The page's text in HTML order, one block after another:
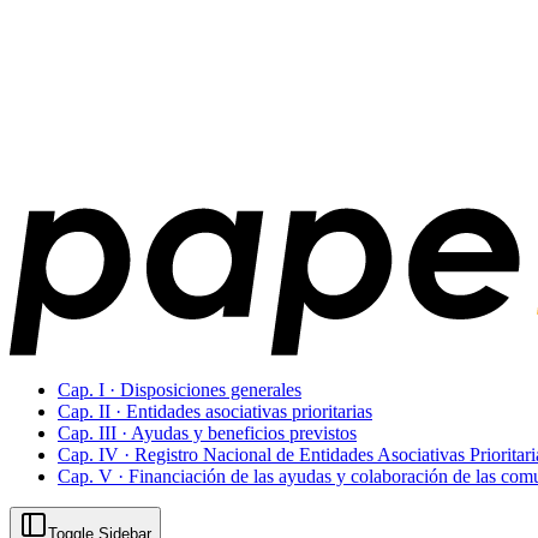
Cap. I · Disposiciones generales
Cap. II · Entidades asociativas prioritarias
Cap. III · Ayudas y beneficios previstos
Cap. IV · Registro Nacional de Entidades Asociativas
Cap. V · Financiación de las ayudas y colaboración de las
Toggle Sidebar